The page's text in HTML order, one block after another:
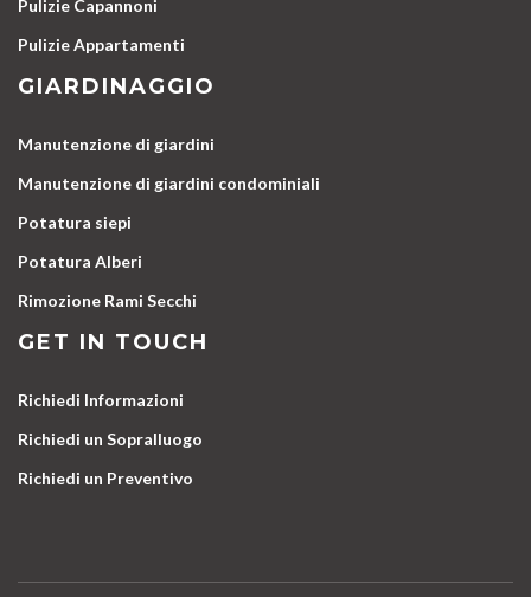
Pulizie Capannoni
Pulizie Appartamenti
GIARDINAGGIO
Manutenzione di giardini
Manutenzione di giardini condominiali
Potatura siepi
Potatura Alberi
Rimozione Rami Secchi
GET IN TOUCH
Richiedi Informazioni
Richiedi un Sopralluogo
Richiedi un Preventivo